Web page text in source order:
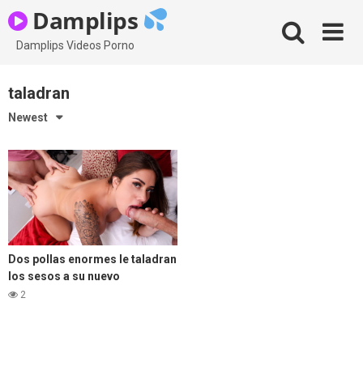
to
content
Damplips
Damplips Videos Porno
taladran
Newest
Dos pollas enormes le taladran
los sesos a su nuevo
compañero de cuarto
2